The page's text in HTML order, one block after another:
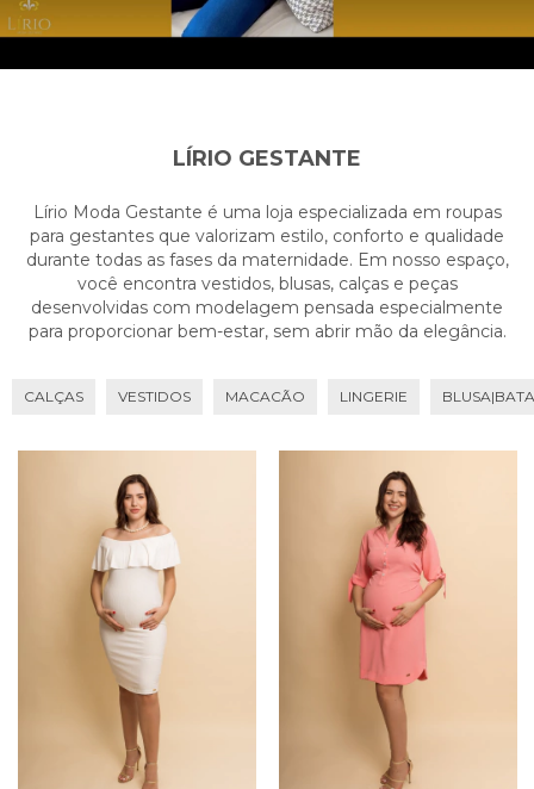
LÍRIO GESTANTE
Lírio Moda Gestante é uma loja especializada em roupas
para gestantes que valorizam estilo, conforto e qualidade
durante todas as fases da maternidade. Em nosso espaço,
você encontra vestidos, blusas, calças e peças
desenvolvidas com modelagem pensada especialmente
para proporcionar bem-estar, sem abrir mão da elegância.
CALÇAS VESTIDOS MACACÃO LINGERIE BLUSA|BATA